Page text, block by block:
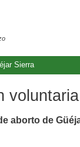
Sierra
aborto de